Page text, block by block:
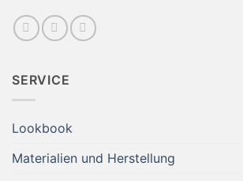
SERVICE
Lookbook
Materialien und Herstellung